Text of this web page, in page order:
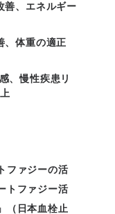
善、エネルギー
、体重の適正
、慢性疾患リ
ファジーの活
トファジー活
（日本血栓止